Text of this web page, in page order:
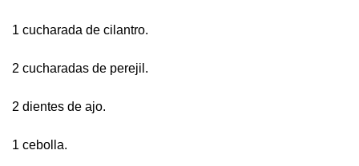
1 cucharada de cilantro.
2 cucharadas de perejil.
2 dientes de ajo.
1 cebolla.